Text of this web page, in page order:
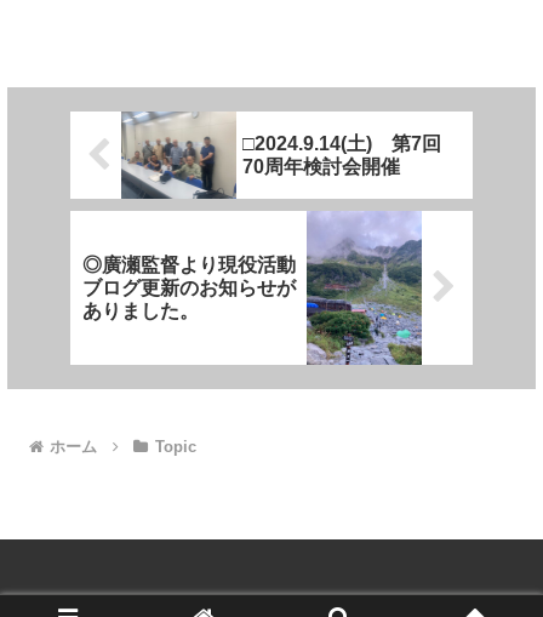
□2024.9.14(土) 第7回
70周年検討会開催
◎廣瀬監督より現役活動
ブログ更新のお知らせが
ありました。
ホーム Topic